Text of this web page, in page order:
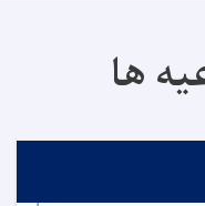
ها